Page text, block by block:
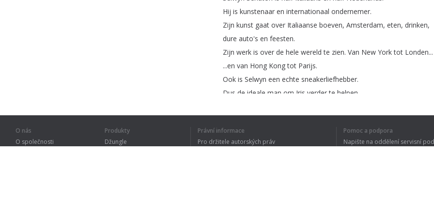
Hij is kunstenaar en internationaal ondernemer.
Zijn kunst gaat over Italiaanse boeven, Amsterdam, eten, drinken,
dure auto's en feesten.
Zijn werk is over de hele wereld te zien. Van New York tot Londen...
...en van Hong Kong tot Parijs.
Ook is Selwyn een echte sneakerliefhebber.
Dus de ideale man om Iris verder te helpen
Nu snap
-Al die kleuren ja.
O nás
O společnosti
Produkty
Džungle
Právní informace
Pro držitele autorských práv
Pomoc a podpora
Napište na oddělení servisní